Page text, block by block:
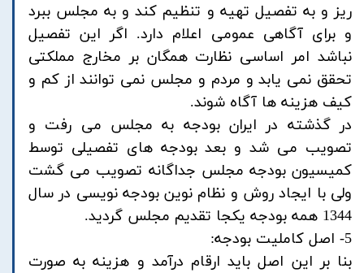
ریز و به تفصیل تهیه و تنظیم کند و به مجلس ببرد
و برای آگاهی عمومی اعلام دارد. اگر این تفصیل
نباشد امر اساسی نظارت همگان بر مخارج مملکتی
تحقق نمی یابد و مردم و مجلس نمی توانند از کم و
کیف هزینه ها آگاه شوند.
در گذشته در ایران بودجه به مجلس می رفت و
تصویب می شد و بعد بودجه های تفصیلی توسط
کمیسیون بودجه مجلس جداگانه تصویب می گشت
ولی با ایجاد روش و نظام نوین بودجه نویسی در سال
1344 همه بودجه یکجا تقدیم مجلس گردید.
5- اصل کاملیت بودجه:
بنا بر این اصل باید ارقام درآمد و هزینه به صورت